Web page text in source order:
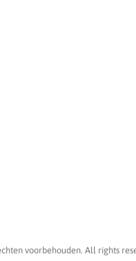
voorbehouden. All rights